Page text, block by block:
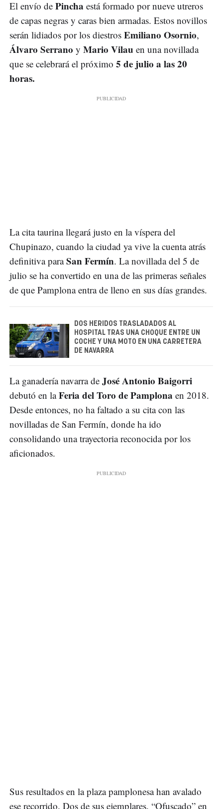
El envío de Pincha está formado por nueve utreros
de capas negras y caras bien armadas. Estos novillos
serán lidiados por los diestros Emiliano Osornio,
Álvaro Serrano y Mario Vilau en una novillada
que se celebrará el próximo 5 de julio a las 20
horas.
La cita taurina llegará justo en la víspera del
Chupinazo, cuando la ciudad ya vive la cuenta atrás
definitiva paraSan Fermín. La novillada del 5 de
julio se ha convertido en una de las primeras señales
de que Pamplona entra de lleno en sus días grandes.
DOS HERIDOS TRASLADADOS AL
HOSPITAL TRAS UNA CHOQUE ENTRE UN
COCHE Y UNA MOTO EN UNA CARRETERA
DE NAVARRA
La ganadería navarra de José Antonio Baigorri
debutó en laFeria del Toro de Pamplona en 2018.
Desde entonces, no ha faltado a su cita con las
novilladas de San Fermín, donde ha ido
consolidando una trayectoria reconocida por los
aficionados.
Sus resultados en la plaza pamplonesa han avalado
ese recorrido. Dos de sus ejemplares, “Ofuscado” en